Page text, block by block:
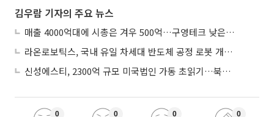
김우람 기자의 주요 뉴스
매출 4000억대에 시총은 겨우 500억…구영테크 낮은 몸값에 저가 승계 마무리
라온로보틱스, 국내 유일 차세대 반도체 공정 로봇 개발 ‘고객사 테스트 진행’
신성에스티, 2300억 규모 미국법인 가동 초읽기…북미 ESS 공략 본격화
0 0 0 0